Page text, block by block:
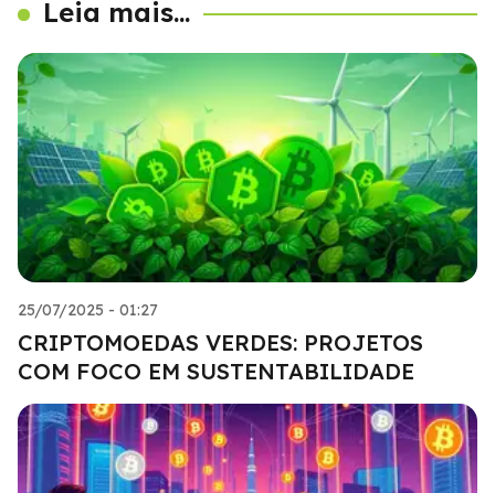
Leia mais...
25/07/2025 - 01:27
CRIPTOMOEDAS VERDES: PROJETOS
COM FOCO EM SUSTENTABILIDADE